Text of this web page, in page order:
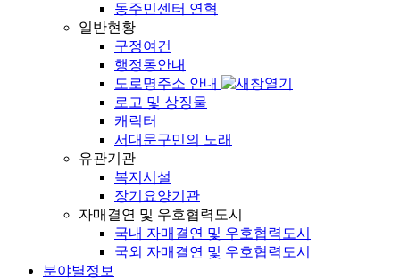
동주민센터 연혁
일반현황
구정여건
행정동안내
도로명주소 안내
로고 및 상징물
캐릭터
서대문구민의 노래
유관기관
복지시설
장기요양기관
자매결연 및 우호협력도시
국내 자매결연 및 우호협력도시
국외 자매결연 및 우호협력도시
분야별정보